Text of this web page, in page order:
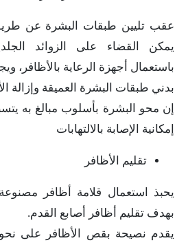
عقب تليين طبقات البشرة عن
يمكن القضاء على الزوائد
باستعمال أجهزة الرعاية بالأظافر،
بدني طبقات البشرة العميقة وإزالة
إن محو البشرة بأسلوب مبالغ به
إمكانية الإصابة بالالتهابات
تقليم الأظافر
يحبذ استعمال قلامة أظافر
بهدف تقليم أظافر أصابع القدم.
يقدم نصيحة بقص الأظافر على